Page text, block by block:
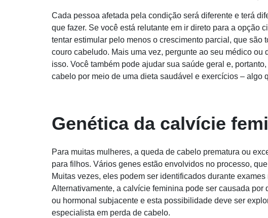
Cada pessoa afetada pela condição será diferente e terá
que fazer. Se você está relutante em ir direto para a opção
tentar estimular pelo menos o crescimento parcial, que
couro cabeludo. Mais uma vez, pergunte ao seu médico
isso. Você também pode ajudar sua saúde geral e,
cabelo por meio de uma dieta saudável e exercícios – algo
Genética da calvície
Para muitas mulheres, a queda de cabelo prematura ou
para filhos. Vários genes estão envolvidos no processo,
Muitas vezes, eles podem ser identificados durante
Alternativamente, a calvície feminina pode ser causada
ou hormonal subjacente e esta possibilidade deve ser
especialista em perda de cabelo.